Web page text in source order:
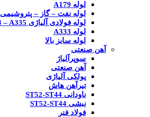
لوله A179
لوله نفت – گاز – پتروشیمی
لوله فولادی آلیاژی A333 – A335
لوله A333
لوله سایز بالا
آهن صنعتی
سوپرآلیاژ
آهن صنعتی
پولکی آلیاژی
تیرآهن هاش
ناودانی ST52-ST44
نبشی ST52-ST44
فولاد فنر